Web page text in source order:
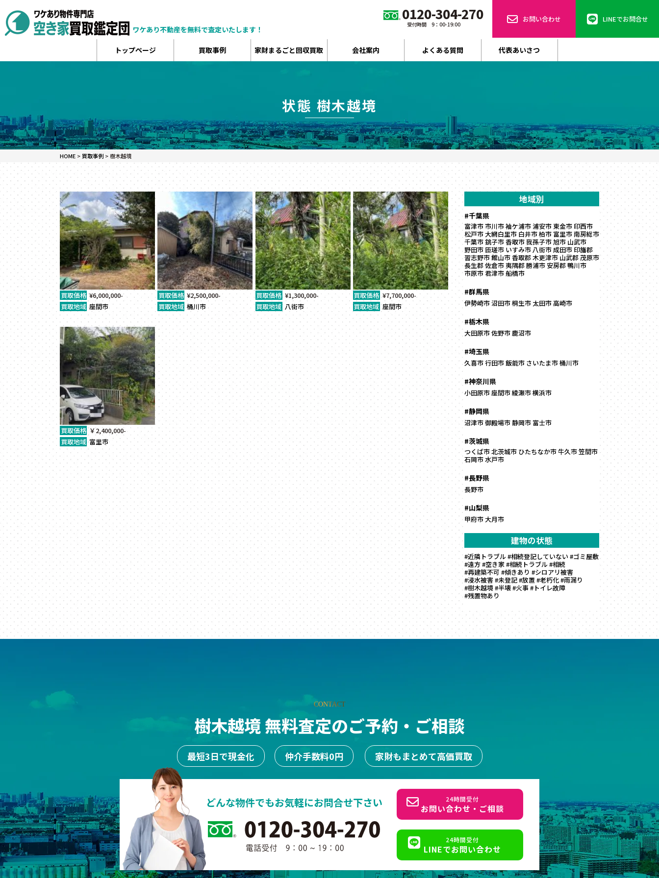
ワケあり不動産を無料で査定いたします！
0120-304-270
受付時間 9：00-19:00
お問い合わせ LINEでお問合せ
トップページ 買取事例 家財まるごと回収買取 会社案内 よくある質問 代表あいさつ
状態 樹木越境
HOME > 買取事例 >樹木越境
買取価格 ¥6,000,000-
買取地域 座間市
買取価格 ¥2,500,000-
買取地域 桶川市
買取価格 ¥1,300,000-
買取地域 八街市
買取価格 ¥7,700,000-
買取地域 座間市
買取価格 ￥2,400,000-
買取地域 富里市
地域別
#千葉県
富津市市川市袖ケ浦市浦安市東金市 印西市
松戸市大網白里市 白井市柏市 富里市南房総市
千葉市銚子市香取市我孫子市旭市 山武市
野田市 匝瑳市 いすみ市八街市成田市 印旛郡
習志野市館山市香取郡木更津市 山武郡茂原市
長生郡佐倉市夷隅郡勝浦市 安房郡鴨川市
市原市君津市船橋市
#群馬県
伊勢崎市沼田市桐生市 太田市高崎市
#栃木県
大田原市佐野市鹿沼市
#埼玉県
久喜市 行田市飯能市 さいたま市桶川市
#神奈川県
小田原市座間市綾瀬市横浜市
#静岡県
沼津市御殿場市静岡市 富士市
#茨城県
つくば市北茨城市 ひたちなか市牛久市笠間市
石岡市水戸市
#長野県
長野市
#山梨県
甲府市大月市
建物の状態
#近隣トラブル#相続登記していない #ゴミ屋敷
#遠方#空き家#相続トラブル#相続
#再建築不可 #傾きあり #シロアリ被害
#浸水被害#未登記#放置#老朽化#雨漏り
#樹木越境#半壊#火事#トイレ故障
#残置物あり
CONTACT
樹木越境 無料査定のご予約・ご相談
最短3日で現金化 仲介手数料0円 家財もまとめて高価買取
どんな物件でもお気軽にお問合せ下さい 24時間受付
お問い合わせ・ご相談
24時間受付
LINEでお問い合わせ